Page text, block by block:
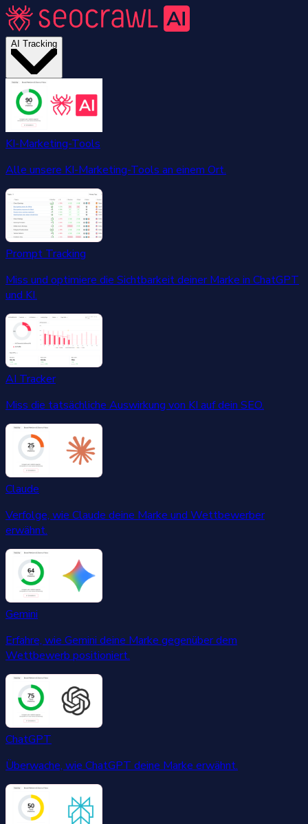
AI Tracking
KI-Marketing-Tools
Alle unsere KI-Marketing-Tools an einem Ort.
Prompt Tracking
Miss und optimiere die Sichtbarkeit deiner Marke in ChatGPT
und KI.
AI Tracker
Miss die tatsächliche Auswirkung von KI auf dein SEO.
Claude
Verfolge, wie Claude deine Marke und Wettbewerber
erwähnt.
Gemini
Erfahre, wie Gemini deine Marke gegenüber dem
Wettbewerb positioniert.
ChatGPT
Überwache, wie ChatGPT deine Marke erwähnt.